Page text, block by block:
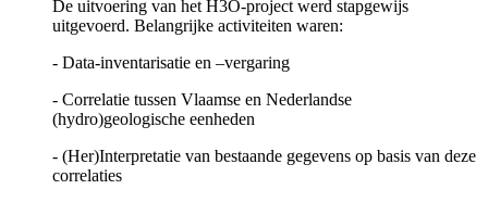
De uitvoering van het H3O-project werd stapgewijs
uitgevoerd. Belangrijke activiteiten waren:
- Data-inventarisatie en –vergaring
- Correlatie tussen Vlaamse en Nederlandse
(hydro)geologische eenheden
- (Her)Interpretatie van bestaande gegevens op basis van deze
correlaties